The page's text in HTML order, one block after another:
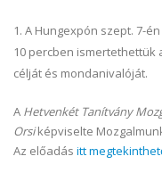
1. A Hungexpón szept. 7-
10 percben ismertethettük
célját és mondanivalóját.
A Hetvenkét Tanítvány
Orsiképviselte
Az előadás itt